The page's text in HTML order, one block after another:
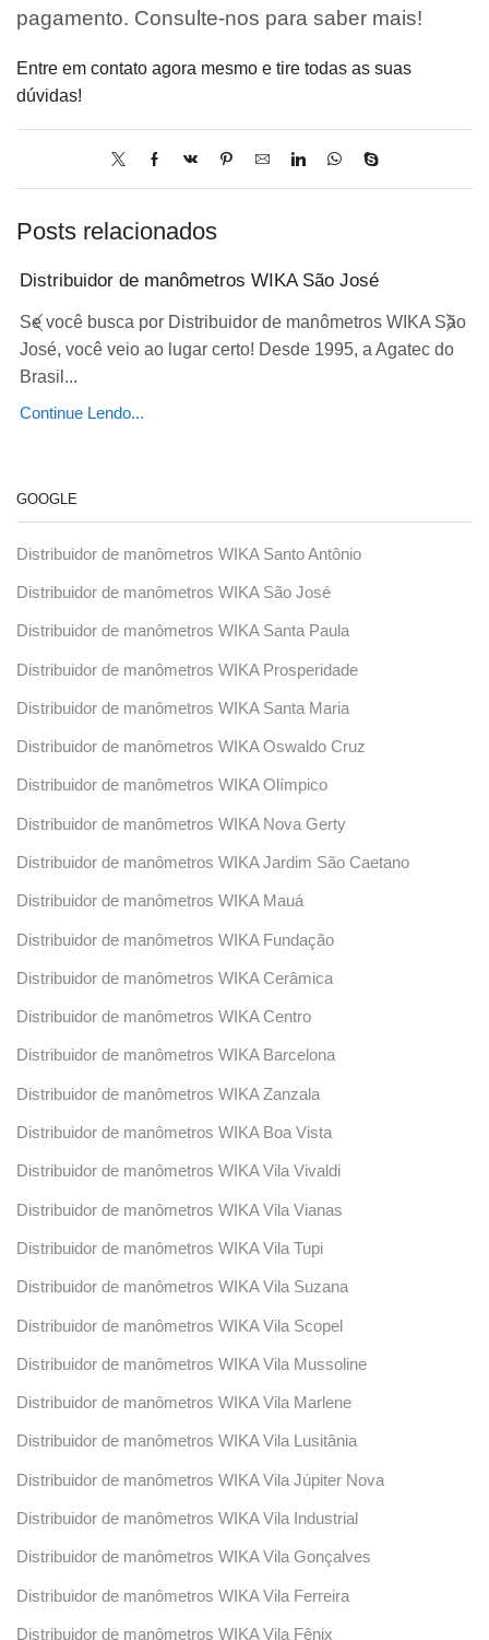
pagamento. Consulte-nos para saber mais!
Entre em contato agora mesmo e tire todas as suas
dúvidas!
Posts relacionados
Distribuidor de manômetros WIKA São José
Se você busca por Distribuidor de manômetros WIKA São
José, você veio ao lugar certo! Desde 1995, a Agatec do
Brasil...
Continue Lendo...
GOOGLE
Distribuidor de manômetros WIKA Santo Antônio
Distribuidor de manômetros WIKA São José
Distribuidor de manômetros WIKA Santa Paula
Distribuidor de manômetros WIKA Prosperidade
Distribuidor de manômetros WIKA Santa Maria
Distribuidor de manômetros WIKA Oswaldo Cruz
Distribuidor de manômetros WIKA Olímpico
Distribuidor de manômetros WIKA Nova Gerty
Distribuidor de manômetros WIKA Jardim São Caetano
Distribuidor de manômetros WIKA Mauá
Distribuidor de manômetros WIKA Fundação
Distribuidor de manômetros WIKA Cerâmica
Distribuidor de manômetros WIKA Centro
Distribuidor de manômetros WIKA Barcelona
Distribuidor de manômetros WIKA Zanzala
Distribuidor de manômetros WIKA Boa Vista
Distribuidor de manômetros WIKA Vila Vivaldi
Distribuidor de manômetros WIKA Vila Vianas
Distribuidor de manômetros WIKA Vila Tupi
Distribuidor de manômetros WIKA Vila Suzana
Distribuidor de manômetros WIKA Vila Scopel
Distribuidor de manômetros WIKA Vila Mussoline
Distribuidor de manômetros WIKA Vila Marlene
Distribuidor de manômetros WIKA Vila Lusitânia
Distribuidor de manômetros WIKA Vila Júpiter Nova
Distribuidor de manômetros WIKA Vila Industrial
Distribuidor de manômetros WIKA Vila Gonçalves
Distribuidor de manômetros WIKA Vila Ferreira
Distribuidor de manômetros WIKA Vila Fênix